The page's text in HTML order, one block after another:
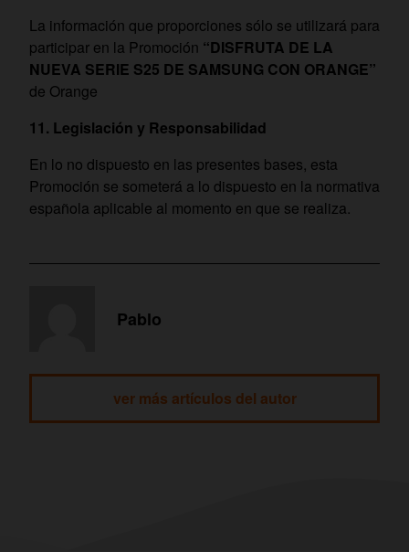
La información que proporciones sólo se utilizará para
participar en la Promoción “DISFRUTA DE LA
NUEVA SERIE S25 DE SAMSUNG CON ORANGE”
de Orange
11. Legislación y Responsabilidad
En lo no dispuesto en las presentes bases, esta
Promoción se someterá a lo dispuesto en la normativa
española aplicable al momento en que se realiza.
Pablo
ver más artículos del autor